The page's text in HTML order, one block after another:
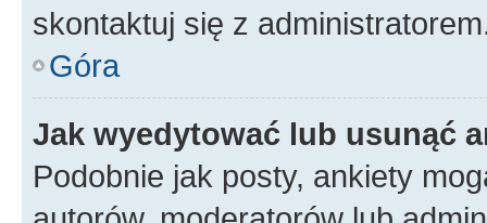
skontaktuj się z
Góra
Jak wyedytować lub usunąć
Podobnie jak posty, ankiety